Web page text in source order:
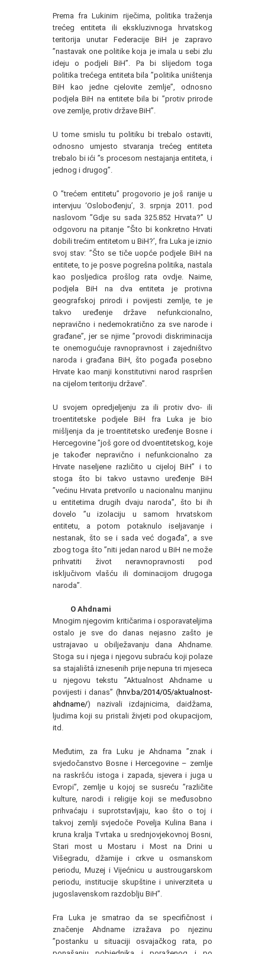
Prema fra Lukinim riječima, politika traženja
trećeg entiteta ili ekskluzivnoga hrvatskog
teritorija unutar Federacije BiH je zapravo
”nastavak one politike koja je imala u sebi zlu
ideju o podjeli BiH”. Pa bi slijedom toga
politika trećega entiteta bila ”politika uništenja
BiH kao jedne cjelovite zemlje”, odnosno
podjela BiH na entitete bila bi ”protiv prirode
ove zemlje, protiv države BiH”.
U tome smislu tu politiku bi trebalo ostaviti,
odnosno umjesto stvaranja trećeg entiteta
trebalo bi ići ”s procesom nestajanja entiteta, i
jednog i drugog”.
O ”trećem entitetu” progovorio je još ranije u
intervjuu ‘Oslobođenju’, 3. srpnja 2011. pod
naslovom ”Gdje su sada 325.852 Hrvata?” U
odgovoru na pitanje ”Što bi konkretno Hrvati
dobili trećim entitetom u BiH?’, fra Luka je iznio
svoj stav: ”Što se tiče uopće podjele BiH na
entitete, to je posve pogrešna politika, nastala
kao posljedica prošlog rata ovdje. Naime,
podjela BiH na dva entiteta je protivna
geografskoj prirodi i povijesti zemlje, te je
takvo uređenje države nefunkcionalno,
nepravično i nedemokratično za sve narode i
građane”, jer se njime ”provodi diskriminacija
te onemogućuje ravnopravnost i zajedništvo
naroda i građana BiH, što pogađa posebno
Hrvate kao manji konstitutivni narod raspršen
na cijelom teritoriju države”.
U svojem opredjeljenju za ili protiv dvo- ili
troentitetske podjele BiH fra Luka je bio
mišljenja da je troentitetsko uređenje Bosne i
Hercegovine ”još gore od dvoentitetskog, koje
je također nepravično i nefunkcionalno za
Hrvate naseljene različito u cijeloj BiH” i to
stoga što bi takvo ustavno uređenje BiH
”većinu Hrvata pretvorilo u nacionalnu manjinu
u entitetima drugih dvaju naroda”, što bi ih
dovelo ”u izolaciju u samom hrvatskom
entitetu, a potom potaknulo iseljavanje i
nestanak, što se i sada već događa”, a sve
zbog toga što ”niti jedan narod u BiH ne može
prihvatiti život neravnopravnosti pod
isključivom vlašću ili dominacijom drugoga
naroda”.
O Ahdnami
Mnogim njegovim kritičarima i osporavateljima
ostalo je sve do danas nejasno zašto je
ustrajavao u obilježavanju dana Ahdname.
Stoga su i njega i njegovu subraću koji polaze
sa stajalištâ iznesenih prije nepuna tri mjeseca
u njegovu tekstu ”Aktualnost Ahdname u
povijesti i danas” (hnv.ba/2014/05/aktualnost-
ahdname/) nazivali izdajnicima, daidžama,
ljudima koji su pristali živjeti pod okupacijom,
itd.
Međutim, za fra Luku je Ahdnama ”znak i
svjedočanstvo Bosne i Hercegovine – zemlje
na raskršću istoga i zapada, sjevera i juga u
Evropi”, zemlje u kojoj se susreću ”različite
kulture, narodi i religije koji se međusobno
prihvaćaju i suprotstavljaju, kao što o toj i
takvoj zemlji svjedoče Povelja Kulina Bana i
kruna kralja Tvrtaka u srednjovjekovnoj Bosni,
Stari most u Mostaru i Most na Drini u
Višegradu, džamije i crkve u osmanskom
periodu, Muzej i Vijećnicu u austrougarskom
periodu, institucije skupštine i univerziteta u
jugoslavenskom razdoblju BiH”.
Fra Luka je smatrao da se specifičnost i
značenje Ahdname izražava po njezinu
”postanku u situaciji osvajačkog rata, po